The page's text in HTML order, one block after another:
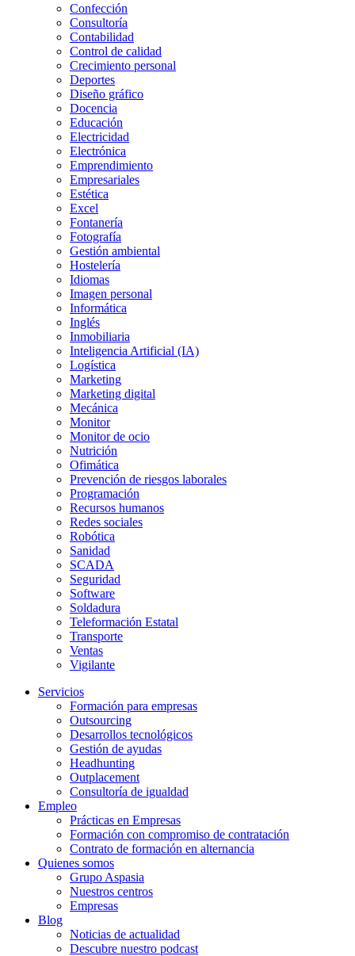
Confección
Consultoría
Contabilidad
Control de calidad
Crecimiento personal
Deportes
Diseño gráfico
Docencia
Educación
Electricidad
Electrónica
Emprendimiento
Empresariales
Estética
Excel
Fontanería
Fotografía
Gestión ambiental
Hostelería
Idiomas
Imagen personal
Informática
Inglés
Inmobiliaria
Inteligencia Artificial (IA)
Logística
Marketing
Marketing digital
Mecánica
Monitor
Monitor de ocio
Nutrición
Ofimática
Prevención de riesgos laborales
Programación
Recursos humanos
Redes sociales
Robótica
Sanidad
SCADA
Seguridad
Software
Soldadura
Teleformación Estatal
Transporte
Ventas
Vigilante
Servicios
Formación para empresas
Outsourcing
Desarrollos tecnológicos
Gestión de ayudas
Headhunting
Outplacement
Consultoría de igualdad
Empleo
Prácticas en Empresas
Formación con compromiso de contratación
Contrato de formación en alternancia
Quienes somos
Grupo Aspasia
Nuestros centros
Empresas
Blog
Noticias de actualidad
Descubre nuestro podcast